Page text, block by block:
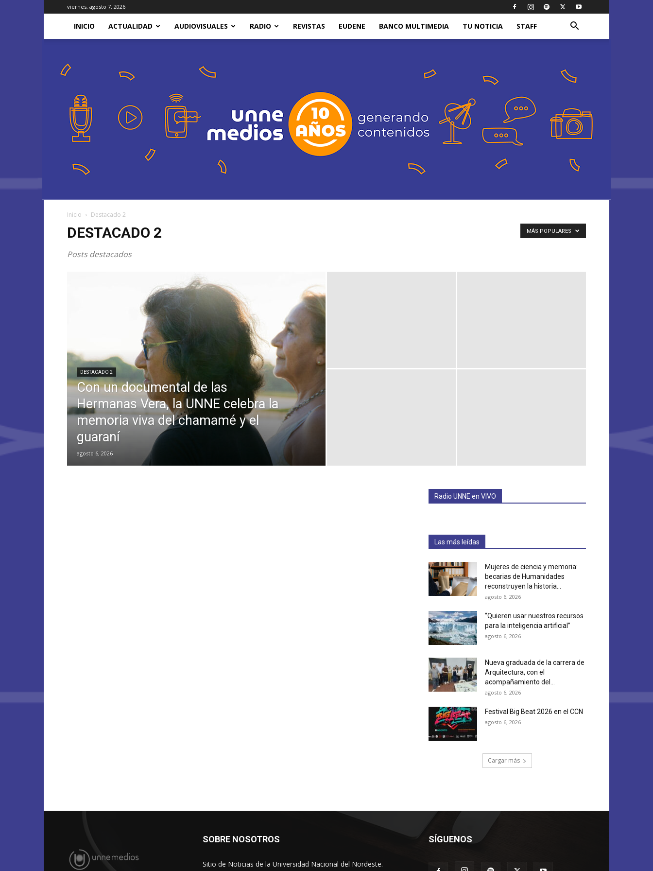
viernes, agosto 7, 2026
INICIO ACTUALIDAD AUDIOVISUALES RADIO REVISTAS EUDENE BANCO MULTIMEDIA TU NOTICIA STAFF
Inicio Destacado 2
DESTACADO 2
Posts destacados
MÁS POPULARES
DESTACADO 2
Con un documental de las
Hermanas Vera, la UNNE celebra la
memoria viva del chamamé y el
guaraní
agosto 6, 2026
Radio UNNE en VIVO
Las más leídas
Mujeres de ciencia y memoria:
becarias de Humanidades
reconstruyen la historia...
agosto 6, 2026
“Quieren usar nuestros recursos
para la inteligencia artificial”
agosto 6, 2026
Nueva graduada de la carrera de
Arquitectura, con el
acompañamiento del...
agosto 6, 2026
Festival Big Beat 2026 en el CCN
agosto 6, 2026
Cargar más
SOBRE NOSOTROS
Sitio de Noticias de la Universidad Nacional del Nordeste.
SÍGUENOS